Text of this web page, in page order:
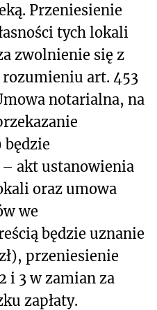
Przeniesienie
tych lokali
zwolnienie się z
rozumieniu art. 453
notarialna, na
będzie
– akt ustanowienia
oraz umowa
we
będzie uznanie
przeniesienie
i 3 w zamian za
zapłaty.